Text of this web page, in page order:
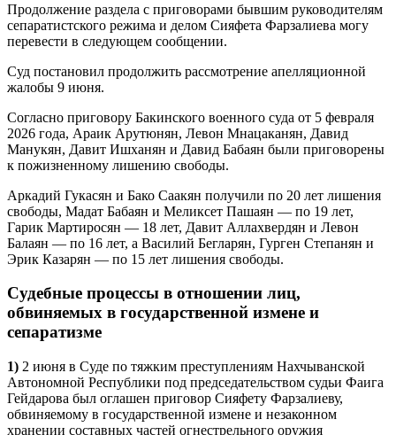
Продолжение раздела с приговорами бывшим руководителям
сепаратистского режима и делом Сияфета Фарзалиева могу
перевести в следующем сообщении.
Суд постановил продолжить рассмотрение апелляционной
жалобы 9 июня.
Согласно приговору Бакинского военного суда от 5 февраля
2026 года, Араик Арутюнян, Левон Мнацаканян, Давид
Манукян, Давит Ишханян и Давид Бабаян были приговорены
к пожизненному лишению свободы.
Аркадий Гукасян и Бако Саакян получили по 20 лет лишения
свободы, Мадат Бабаян и Меликсет Пашаян — по 19 лет,
Гарик Мартиросян — 18 лет, Давит Аллахвердян и Левон
Балаян — по 16 лет, а Василий Бегларян, Гурген Степанян и
Эрик Казарян — по 15 лет лишения свободы.
Судебные процессы в отношении лиц,
обвиняемых в государственной измене и
сепаратизме
1) 2 июня в Суде по тяжким преступлениям Нахчыванской
Автономной Республики под председательством судьи Фаига
Гейдарова был оглашен приговор Сияфету Фарзалиеву,
обвиняемому в государственной измене и незаконном
хранении составных частей огнестрельного оружия